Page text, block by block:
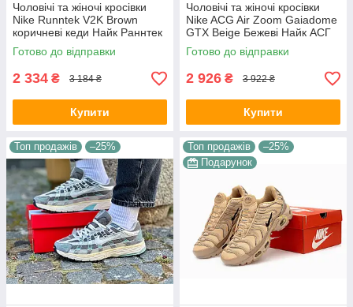
Чоловічі та жіночі кросівки
Nike Runntek V2K Brown
коричневі кеди Найк Раннтек
В2К текстиль демісезон
унісекс В'єтнам
Готово до відправки
2 334 ₴ 3 184 ₴
Купити
Чоловічі та жіночі кросівки
Nike ACG Air Zoom Gaiadome
GTX Beige Бежеві Найк АСГ
гума текстиль gore-tex осінь
зима унісекс
Готово до відправки
2 926 ₴ 3 922 ₴
Купити
Топ продажів –25% Топ продажів
–25%
Подарунок